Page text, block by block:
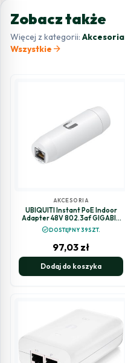
Zobacz także
Więcej z kategorii: Akcesoria
Wszystkie arrow_forward
AKCESORIA
UBIQUITI Instant PoE Indoor
Adapter 48V 802.3af GIGABIT
check_circleDOSTĘPNY 39SZT.
97,03 zł
Dodaj do koszyka